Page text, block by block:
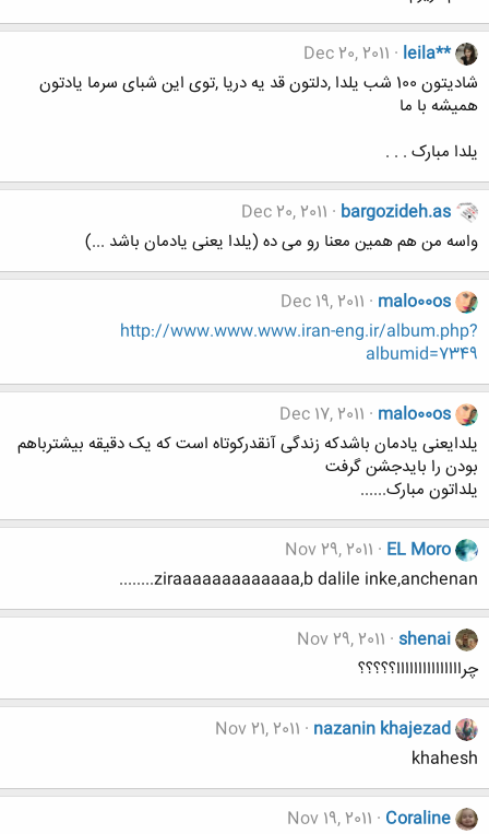
leila**
Dec 20, 2011
شادیتون 100 شب یلدا ,دلتون قد یه دریا ,توی این شبای سرما یادتون
همیشه با ما
یلدا مبارک . . .
bargozideh.as
Dec 20, 2011
واسه من هم همین معنا رو می ده (یلدا یعنی یادمان باشد ...)
malo00os
Dec 19, 2011
http://www.www.www.iran-eng.ir/album.php?
albumid=7349
malo00os
Dec 17, 2011
یلدایعنی یادمان باشدکه زندگی آنقدرکوتاه است که یک دقیقه بیشترباهم
بودن را بایدجشن گرفت
یلداتون مبارک......
EL Moro
Nov 29, 2011
ziraaaaaaaaaaaaa,b dalile inke,anchenan........
shenai
Nov 29, 2011
چرااااااااااااااا؟؟؟؟؟
nazanin khajezad
Nov 21, 2011
khahesh
Coraline
Nov 19, 2011